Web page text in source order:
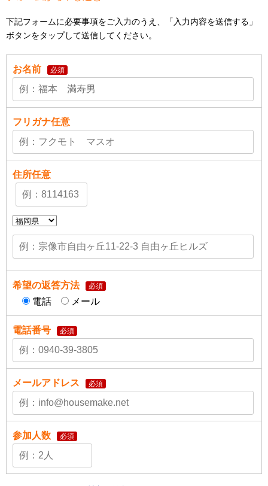
下記フォームに必要事項をご入力のうえ、「入力内容を送信する」
ボタンをタップして送信してください。
お名前 必須
フリガナ任意
住所任意
希望の返答方法 必須
電話 メール
電話番号 必須
メールアドレス 必須
参加人数 必須